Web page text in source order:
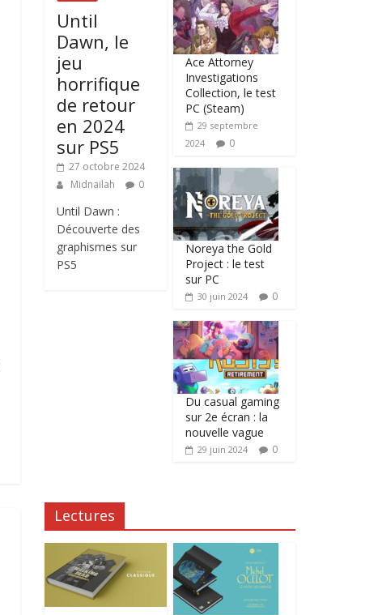
Until
Dawn, le
jeu
horrifique
de retour
en 2024
sur PS5
27 octobre 2024
Midnailah
0
Until Dawn :
Découverte des
graphismes sur
PS5
Ace Attorney
Investigations
Collection, le test
PC (Steam)
29 septembre
2024
0
Noreya the Gold
Project : le test
sur PC
30 juin 2024 0
Du casual gaming
sur 2e écran : la
nouvelle vague
29 juin 2024 0
Lectures